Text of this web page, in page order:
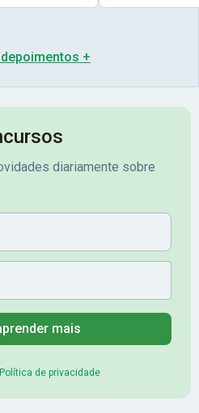
o resultado
da sua
seguida
-
sua vida e
obstáculos
Pimenta -
+
diariamente sobre
mais
Política de privacidade